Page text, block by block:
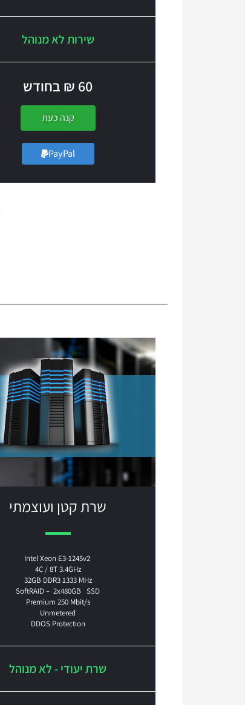
שירות לא מנוהל
60 ₪ בחודש
קנה כעת
PayPal
שרת קטן ועוצמתי
Intel Xeon E3-1245v2
4C / 8T 3.4GHz
32GB DDR3 1333 MHz
SoftRAID – 2x480GB SSD
Premium 250 Mbit/s
Unmetered
DDOS Protection
שרת יעודי - לא מנוהל